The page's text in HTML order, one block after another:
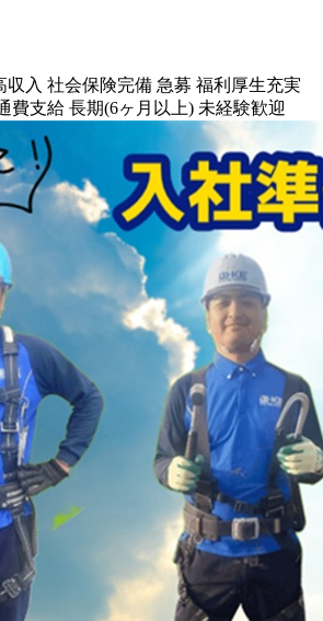
収入 社会保険完備 急募 福利厚生充実
費支給 長期(6ヶ月以上) 未経験歓迎